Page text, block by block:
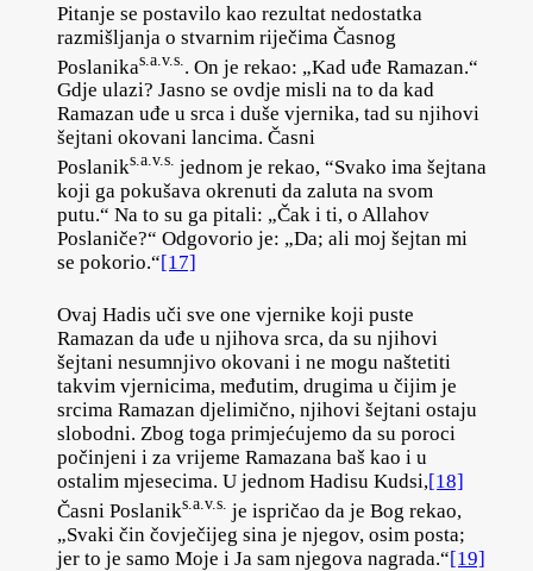
Pitanje se postavilo kao rezultat nedostatka
razmišljanja o stvarnim riječima Časnog
Poslanikas.a.v.s. . On je rekao: „Kad uđe Ramazan.“
Gdje ulazi? Jasno se ovdje misli na to da kad
Ramazan uđe u srca i duše vjernika, tad su njihovi
šejtani okovani lancima. Časni
Poslaniks.a.v.s. jednom je rekao, “Svako ima šejtana
koji ga pokušava okrenuti da zaluta na svom
putu.“ Na to su ga pitali: „Čak i ti, o Allahov
Poslaniče?“ Odgovorio je: „Da; ali moj šejtan mi
se pokorio.“[17]
Ovaj Hadis uči sve one vjernike koji puste
Ramazan da uđe u njihova srca, da su njihovi
šejtani nesumnjivo okovani i ne mogu naštetiti
takvim vjernicima, međutim, drugima u čijim je
srcima Ramazan djelimično, njihovi šejtani ostaju
slobodni. Zbog toga primjećujemo da su poroci
počinjeni i za vrijeme Ramazana baš kao i u
ostalim mjesecima. U jednom Hadisu Kudsi,[18]
Časni Poslaniks.a.v.s. je ispričao da je Bog rekao,
„Svaki čin čovječijeg sina je njegov, osim posta;
jer to je samo Moje i Ja sam njegova nagrada.“[19]